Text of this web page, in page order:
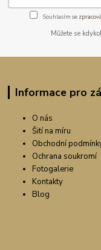
Souhlasím se
Můžete se
Informace pro
O nás
Šití na míru
Obchodní
Ochrana soukromí
Fotogalerie
Kontakty
Blog